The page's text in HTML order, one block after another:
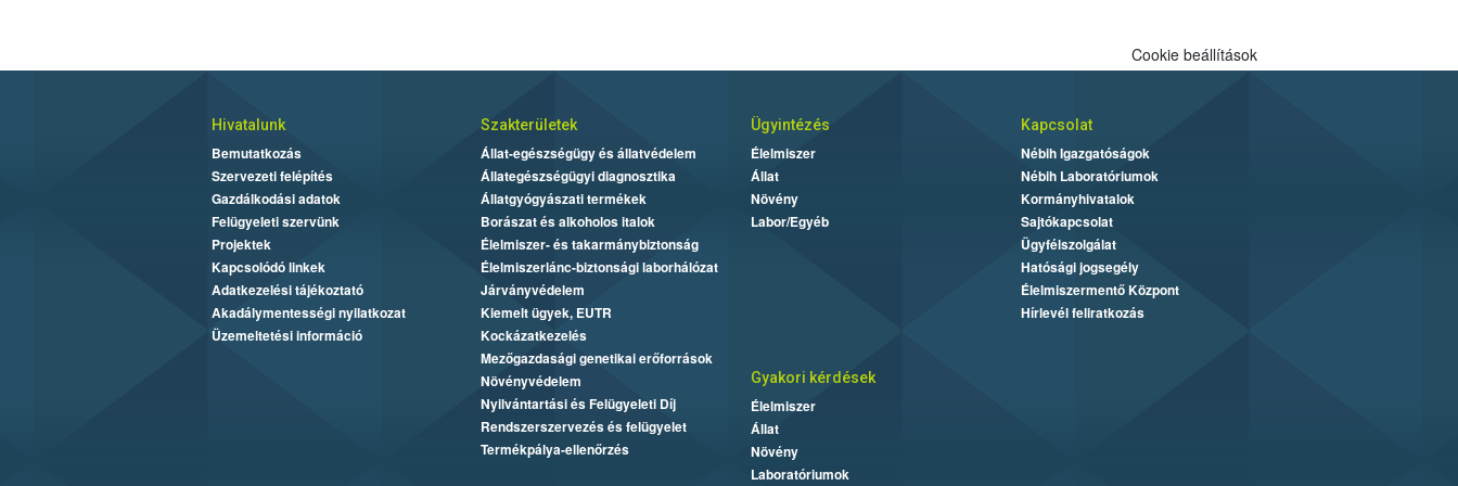
Cookie beállítások
Hivatalunk
Bemutatkozás
Szervezeti felépítés
Gazdálkodási adatok
Felügyeleti szervünk
Projektek
Kapcsolódó linkek
Adatkezelési tájékoztató
Akadálymentességi nyilatkozat
Üzemeltetési információ
Szakterületek
Állat-egészségügy és állatvédelem
Állategészségügyi diagnosztika
Állatgyógyászati termékek
Borászat és alkoholos italok
Élelmiszer- és takarmánybiztonság
Élelmiszerlánc-biztonsági laborhálózat
Járványvédelem
Kiemelt ügyek, EUTR
Kockázatkezelés
Mezőgazdasági genetikai erőforrások
Növényvédelem
Nyilvántartási és Felügyeleti Díj
Rendszerszervezés és felügyelet
Termékpálya-ellenőrzés
Ügyintézés
Élelmiszer
Állat
Növény
Labor/Egyéb
Kapcsolat
Nébih Igazgatóságok
Nébih Laboratóriumok
Kormányhivatalok
Sajtókapcsolat
Ügyfélszolgálat
Hatósági jogsegély
Élelmiszermentő Központ
Hírlevél feliratkozás
Gyakori kérdések
Élelmiszer
Állat
Növény
Laboratóriumok